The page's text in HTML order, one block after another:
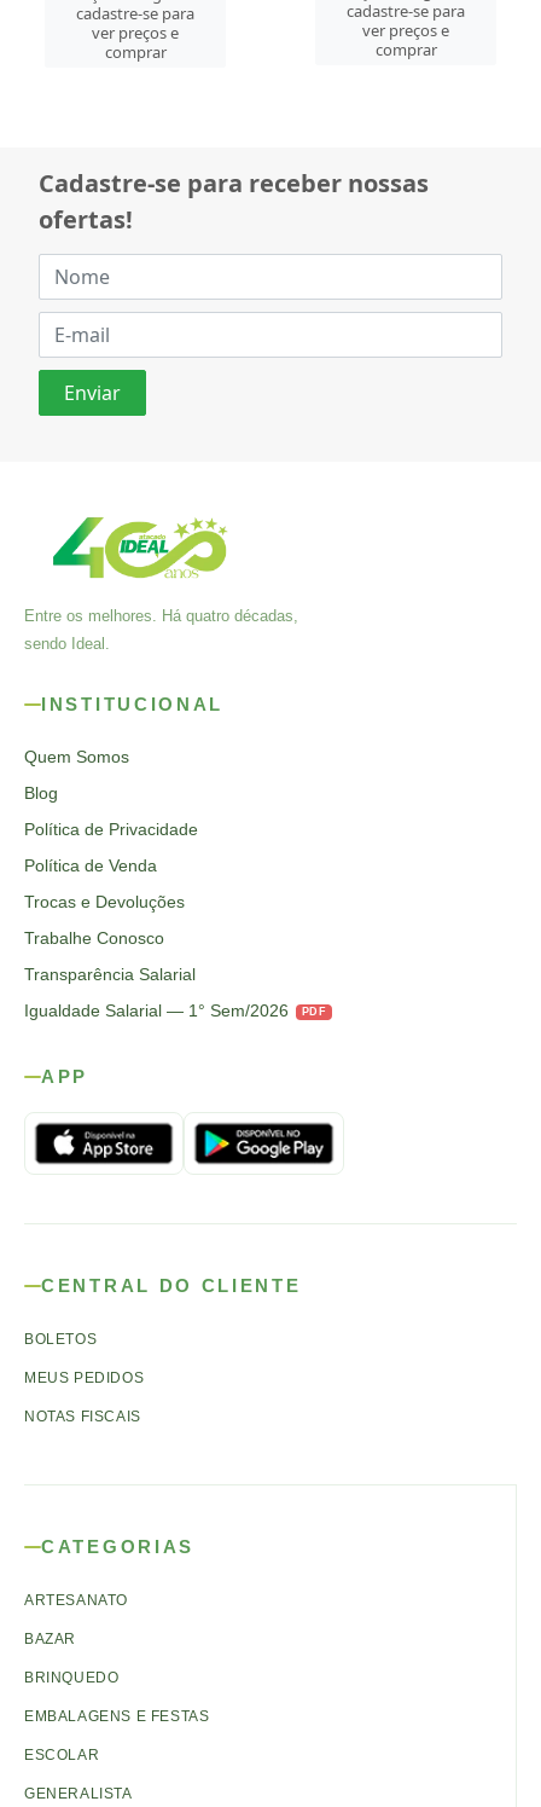
cadastre-se para
ver preços e
comprar
cadastre-se para
ver preços e
comprar
Cadastre-se para receber nossas
ofertas!
Entre os melhores. Há quatro décadas,
sendo Ideal.
INSTITUCIONAL
Quem Somos
Blog
Política de Privacidade
Política de Venda
Trocas e Devoluções
Trabalhe Conosco
Transparência Salarial
Igualdade Salarial — 1° Sem/2026
PDF
APP
CENTRAL DO CLIENTE
BOLETOS
MEUS PEDIDOS
NOTAS FISCAIS
CATEGORIAS
ARTESANATO
BAZAR
BRINQUEDO
EMBALAGENS E FESTAS
ESCOLAR
GENERALISTA